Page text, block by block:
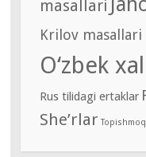
masallari
Krilov masallari
O‘zbek
Rus tilidagi ertaklar
She’rlar